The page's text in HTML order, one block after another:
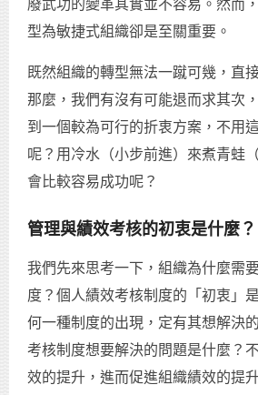
廢武功的變革其實並不容易。然而
型為敏捷式組織卻是至關重要。
既然組織的轉型無法一蹴可幾，直
那麼，我們有沒有可能退而求其次
到一個較為可行的折衷方案，不用
呢？用冷水（小步前進）來煮青蛙
會比較容易成功呢？
管理與績效考核的初衷是什麼？
我們先來思考一下，組織為什麼需
度？個人績效考核制度的「初衷」
何一種制度的出現，定有其想解決
考核制度想要解決的問題是什麼？
效的提升，進而促進組織績效的提